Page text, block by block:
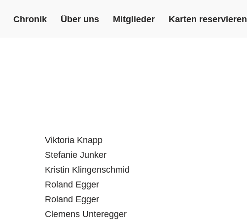
Chronik Über uns Mitglieder Karten reservieren
Viktoria Knapp
Stefanie Junker
Kristin Klingenschmid
Roland Egger
Roland Egger
Clemens Unteregger